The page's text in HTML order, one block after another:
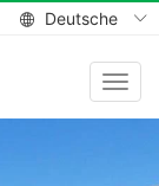
Deutsche